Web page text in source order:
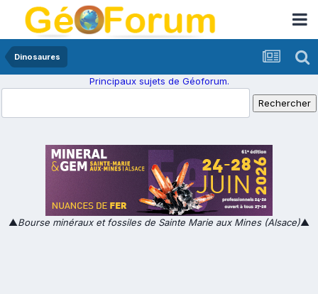
Dinosaures
Principaux sujets de Géoforum.
▲Bourse minéraux et fossiles de Sainte Marie aux Mines (Alsace)▲